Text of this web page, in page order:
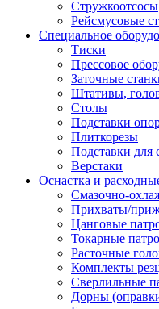
Стружкоотсосы
Рейсмусовые
Специальное
Тиски
Прессовое
Заточные
Штативы,
Столы
Подставки
Плиткорезы
Подставки для
Верстаки
Оснастка и
Смазочно-
Прихваты/
Цанговые
Токарные
Расточные
Комплекты
Сверлильные
Дорны